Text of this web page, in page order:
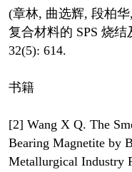
(章林, 曲选辉, 段柏
复合材料的 SPS 烧
32(5): 614.
书籍
[2] Wang X Q. The
Bearing Magnetite by
Metallurgical Industry